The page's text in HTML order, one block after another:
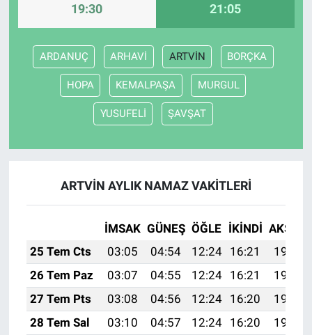
19:30 21:05
ARDANUÇ ARHAVİ ARTVİN BORÇKA
HOPA KEMALPAŞA MURGUL
YUSUFELİ ŞAVŞAT
ARTVİN AYLIK NAMAZ VAKITLERI
İMSAK GÜNEŞ ÖĞLE İKINDI AKŞAM
25 Tem Cts
03:05 04:54 12:24 16:21
19:44
26 Tem Paz
03:07 04:55 12:24 16:21
19:43
27 Tem Pts
03:08 04:56 12:24 16:20
19:42
28 Tem Sal
03:10 04:57 12:24 16:20
19:41